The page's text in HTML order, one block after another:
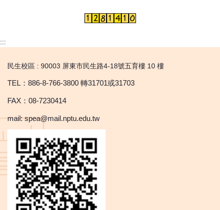
:::
民生校區 : 90003 屏東市民生路4-18號五育樓 10 樓
TEL：886-8-766-3800 轉31701或31703
FAX：08-7230414
mail: spea@mail.nptu.edu.tw